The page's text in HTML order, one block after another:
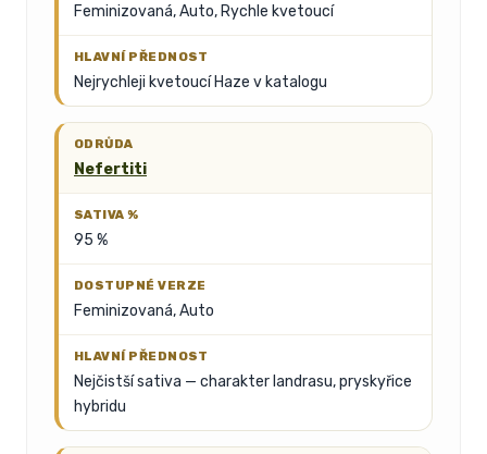
Feminizovaná, Auto, Rychle kvetoucí
Nejrychleji kvetoucí Haze v katalogu
Nefertiti
95 %
Feminizovaná, Auto
Nejčistší sativa — charakter landrasu, pryskyřice
hybridu